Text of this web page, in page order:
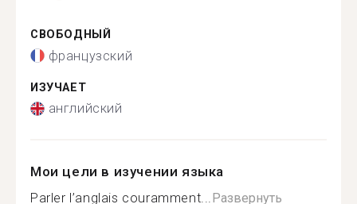
СВОБОДНЫЙ
французский
ИЗУЧАЕТ
английский
Мои цели в изучении языка
Parler l’anglais couramment...Развернуть